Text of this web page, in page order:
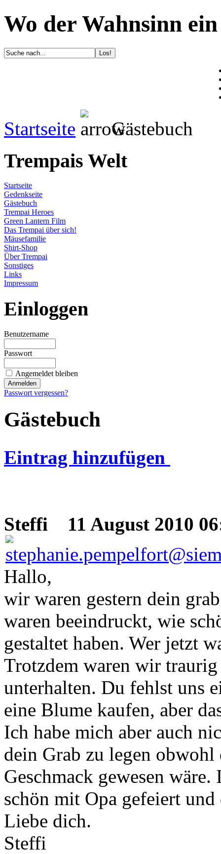
Wo der Wahnsinn
Startseite Gästebuch
Trempais Welt
Startseite
Gedenkseite
Gästebuch
Trempai Heroes
Green Lantern Film
Das Trempai über sich!
Mäusefamilie
Shirt-Shop
Über Trempai
Sonstiges
Links
Impressum
Einloggen
Benutzername
Passwort
Angemeldet bleiben
Passwort vergessen?
Gästebuch
Eintrag hinzufügen
Steffi 11 August 2010
Hallo,
wir waren gestern dein
waren beeindruckt, wie
gestaltet haben. Wer jetzt
Trotzdem waren wir
unterhalten. Du fehlst uns
eine Blume kaufen, aber
Ich habe mich aber auch
dein Grab zu legen obwohl
Geschmack gewesen
schön mit Opa gefeiert
Liebe dich.
Steffi